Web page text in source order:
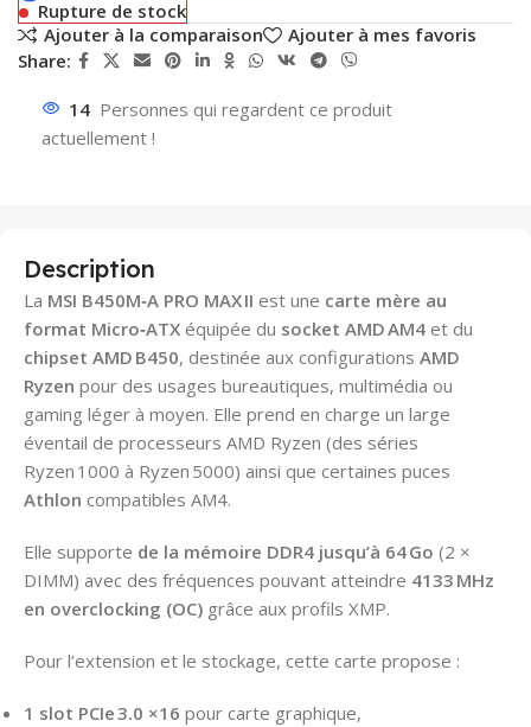
Rupture de stock
Ajouter à la comparaison
Ajouter à mes favoris
Share:
14 Personnes qui regardent ce produit
actuellement !
Description
La MSI B450M‑A PRO MAX II est une carte mère au
format Micro‑ATX équipée du socket AMD AM4 et du
chipset AMD B450, destinée aux configurations AMD
Ryzen pour des usages bureautiques, multimédia ou
gaming léger à moyen. Elle prend en charge un large
éventail de processeurs AMD Ryzen (des séries
Ryzen 1000 à Ryzen 5000) ainsi que certaines puces
Athlon compatibles AM4.
Elle supporte de la mémoire DDR4 jusqu’à 64 Go (2 ×
DIMM) avec des fréquences pouvant atteindre 4133 MHz
en overclocking (OC) grâce aux profils XMP.
Pour l’extension et le stockage, cette carte propose :
1 slot PCIe 3.0 ×16 pour carte graphique,